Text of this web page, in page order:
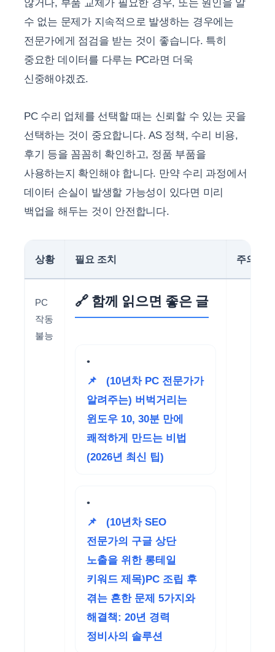
않거나, 부품 교체가 필요한 경우, 또는 원인을 알
수 없는 문제가 지속적으로 발생하는 경우에는
전문가에게 점검을 받는 것이 좋습니다. 특히
중요한 데이터를 다루는 PC라면 더욱
신중해야겠죠.
PC 수리 업체를 선택할 때는 신뢰할 수 있는 곳을
선택하는 것이 중요합니다. AS 정책, 수리 비용,
후기 등을 꼼꼼히 확인하고, 정품 부품을
사용하는지 확인해야 합니다. 만약 수리 과정에서
데이터 손실이 발생할 가능성이 있다면 미리
백업을 해두는 것이 안전합니다.
상황 필요 조치 주의사항
PC
작동
불능
🔗 함께 읽으면 좋은 글
📌
(10년차 PC 전문가가
알려주는) 버벅거리는
윈도우 10, 30분 만에
쾌적하게 만드는 비법
(2026년 최신 팁)
📌
(10년차 SEO
전문가의 구글 상단
노출을 위한 롱테일
키워드 제목)PC 조립 후
겪는 흔한 문제 5가지와
해결책: 20년 경력
정비사의 솔루션